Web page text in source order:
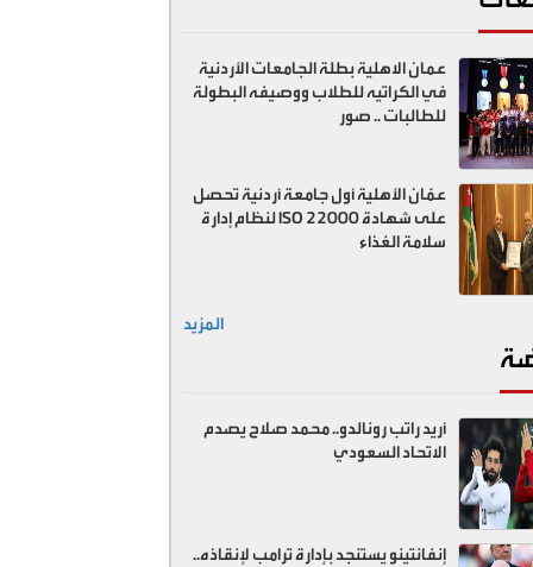
عمان الاهلية بطلة الجامعات الأردنية
في الكراتيه للطلاب ووصيفه البطولة
للطالبات .. صور
عمّان الأهلية أول جامعة أردنية تحصل
على شهادة ISO 22000 لنظام إدارة
سلامة الغذاء
المزيد
أريد راتب رونالدو.. محمد صلاح يصدم
الاتحاد السعودي
إنفانتينو يستنجد بإدارة ترامب لإنقاذه..